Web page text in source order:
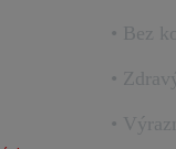
• Bez
•
•